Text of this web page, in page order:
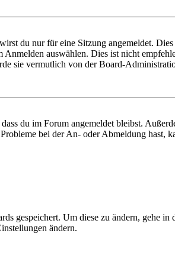
du nur für eine Sitzung angemeldet.
auswählen. Dies ist nicht
sie vermutlich von der Board-
du im Forum angemeldet bleibst.
bei der An- oder Abmeldung hast,
gespeichert. Um diese zu ändern, gehe
ändern.